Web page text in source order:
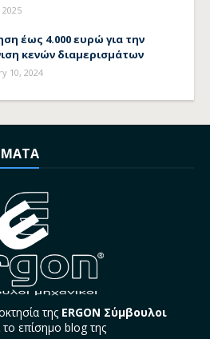
2025
έως 4.000 ευρώ για την
κενών διαμερισμάτων
10, 2024
της ERGON Σύμβουλοι
το επίσημο blog της